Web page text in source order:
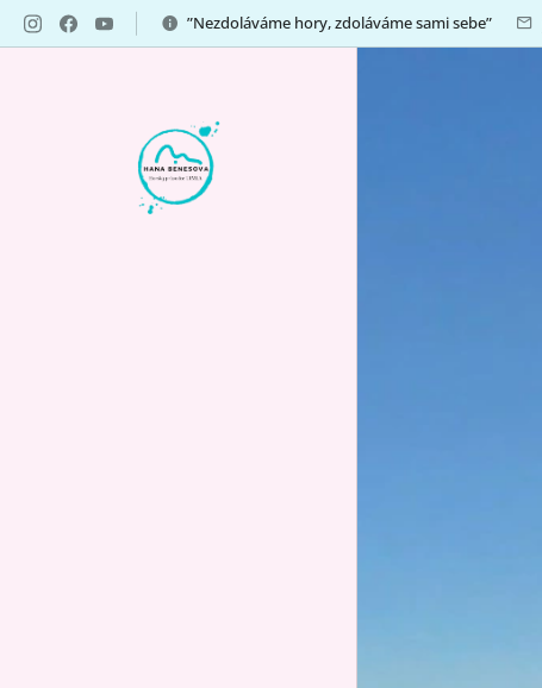
”Nezdoláváme hory, zdoláváme sami sebe”